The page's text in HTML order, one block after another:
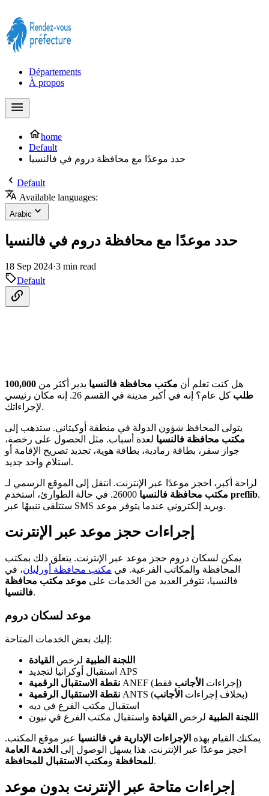
Départements
À propos
home
Default
حدد موعدًا مع محافظة دروم في فالنسيا
Default
Available languages:
Arabic
حدد موعدًا مع محافظة دروم في فالنسيا
18 Sep 2024·3 min read
Default
هل كنت تعلم أن مكتب محافظة فالنسيا يدير أكثر من 100,000
طلب
كل عام؟ إنه في أكبر مدينة في القسم 26. إنه مكان رئيسي
لإجراءاتك.
يتولى المحافظ شؤون الدولة في منطقة أوكيتاني. ستذهب إلى
مكتب محافظة فالنسيا لعدة أسباب. مثل الحصول على رخصة،
جواز سفر، بطاقة رمادية، بطاقة هوية، تجديد تصريح الإقامة أو
استلام واحد جديد.
لراحة أكبر، احجز موعدًا عبر الإنترنت. انتقل إلى الموقع الرسمي لـ
مكتب محافظة فالنسيا preflib.
ستتلقى تنبيهًا عبر SMS وبريد إلكتروني عندما يتوفر موعد.
إجراءات حجز موعد عبر الإنترنت
يمكن لسكان دروم حجز موعد عبر الإنترنت. يتعلق ذلك بمكتب
المحافظة والمكاتب الفرعية. في مكتب محافظة أورليان، في
فالنسيا، تتوفر العديد من الخدمات على موعد مكتب محافظة
فالنسيا.
موعد لسكان دروم
إليك بعض الخدمات المتاحة:
اللجنة الطبية لرخص القيادة
استقبال أوكرانيا لتجديد APS
نقطة الاستقبال الرقمية
ANEF (إجراءات الأجانب
فقط)
نقطة الاستقبال الرقمية
ANTS (بخلاف إجراءات الأجانب
)
استقبال مكتب الفرع في ديه
اللجنة الطبية لرخص القيادة واستقبال مكتب الفرع في نيون
يمكنك القيام بهذه الإجراءات الإدارية في فالنسيا عبر موقع المكتب.
احجز موعدًا عبر الإنترنت. هذا يسهل الوصول إلى الخدمة العامة
للمحافظة ومكتب الاستقبال للمحافظة .
إجراءات متاحة عبر الإنترنت بدون موعد